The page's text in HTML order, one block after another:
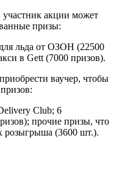
акции может
призы:
льда от ОЗОН (22500
в Gett (7000 призов).
ваучер, чтобы
Club; 6
прочие призы, что
розыгрыша (3600 шт.).